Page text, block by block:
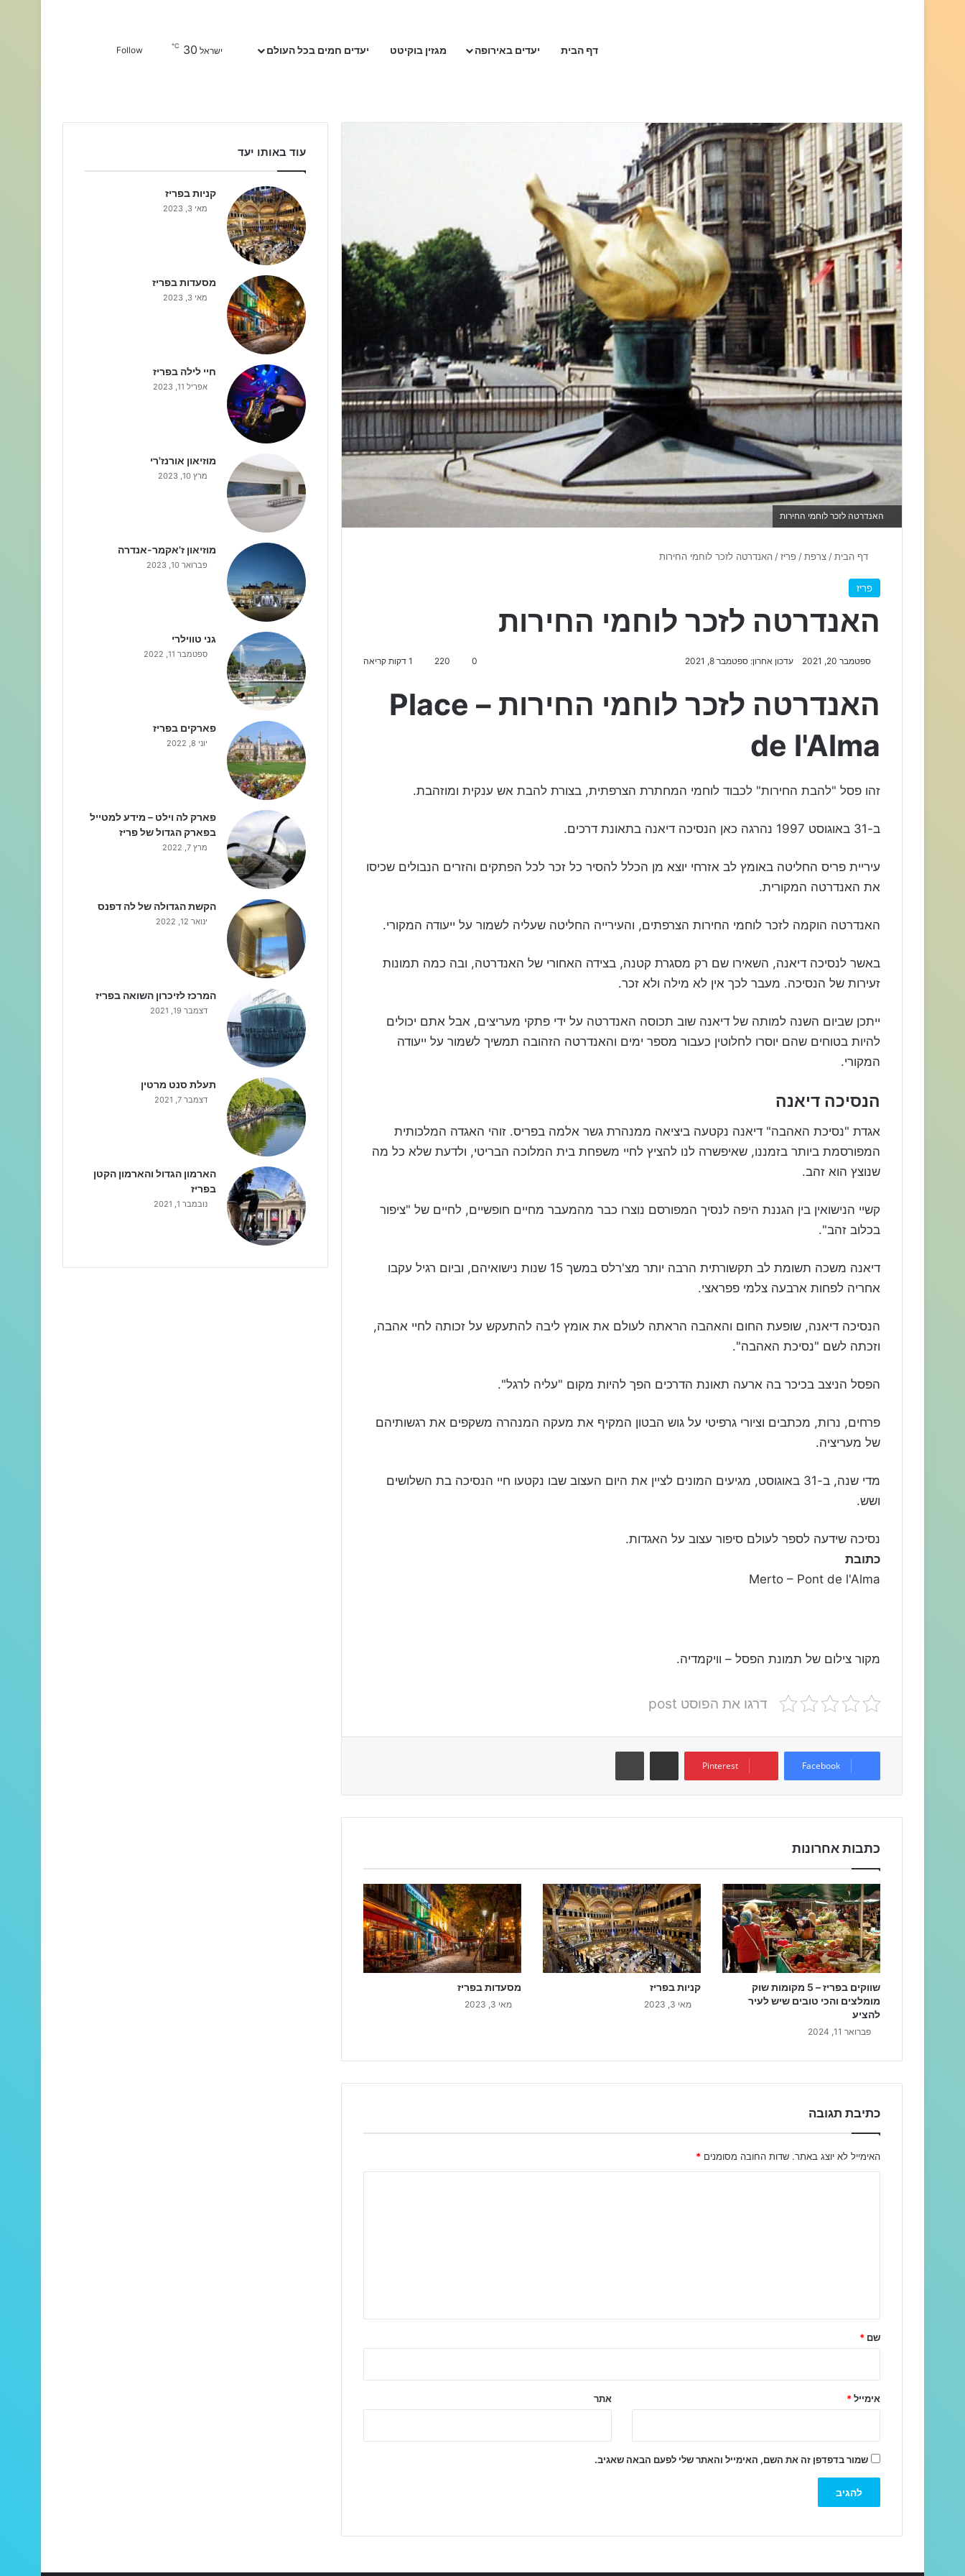
דף הבית יעדים באירופה מגזין בוקיטט יעדים חמים בכל העולם ישראל 30
℃
Follow
האנדרטה לזכר לוחמי החירות
דף הבית/ צרפת/ פריז/ האנדרטה לזכר לוחמי החירות
פריז
האנדרטה לזכר לוחמי החירות
ספטמבר 20, 2021 עדכון אחרון: ספטמבר 8, 2021 0
220
האנדרטה לזכר לוחמי החירות – Place
de l'Alma
זהו פסל "להבת החירות" לכבוד לוחמי המחתרת הצרפתית, בצורת להבת אש ענקית ומוזהבת.
ב-31 באוגוסט 1997 נהרגה כאן הנסיכה דיאנה בתאונת דרכים.
עיריית פריס החליטה באומץ לב אזרחי יוצא מן הכלל להסיר כל זכר לכל הפתקים והזרים הנבולים שכיסו
את האנדרטה המקורית.
האנדרטה הוקמה לזכר לוחמי החירות הצרפתים, והעירייה החליטה שעליה לשמור על ייעודה המקורי.
באשר לנסיכה דיאנה, השאירו שם רק מסגרת קטנה, בצידה האחורי של האנדרטה, ובה כמה תמונות
זעירות של הנסיכה. מעבר לכך אין לא מילה ולא זכר.
ייתכן שביום השנה למותה של דיאנה שוב תכוסה האנדרטה על ידי פתקי מעריצים, אבל אתם יכולים
להיות בטוחים שהם יוסרו לחלוטין כעבור מספר ימים והאנדרטה הזהובה תמשיך לשמור על ייעודה
המקורי.
הנסיכה דיאנה
אגדת "נסיכת האהבה" דיאנה נקטעה ביציאה ממנהרת גשר אלמה בפריס. זוהי האגדה המלכותית
המפורסמת ביותר בזמננו, שאיפשרה לנו להציץ לחיי משפחת בית המלוכה הבריטי, ולדעת שלא כל מה
שנוצץ הוא זהב.
קשיי הנישואין בין הגננת היפה לנסיך המפורסם נוצרו כבר מהמעבר מחיים חופשיים, לחיים של "ציפור
בכלוב זהב".
דיאנה משכה תשומת לב תקשורתית הרבה יותר מצ'רלס במשך 15 שנות נישואיהם, וביום רגיל עקבו
אחריה לפחות ארבעה צלמי פפראצי.
הנסיכה דיאנה, שופעת החום והאהבה הראתה לעולם את אומץ ליבה להתעקש על זכותה לחיי אהבה,
וזכתה לשם "נסיכת האהבה".
הפסל הניצב בכיכר בה ארעה תאונת הדרכים הפך להיות מקום "עליה לרגל".
פרחים, נרות, מכתבים וציורי גרפיטי על גוש הבטון המקיף את מעקה המנהרה משקפים את רגשותיהם
של מעריציה.
מדי שנה, ב-31 באוגוסט, מגיעים המונים לציין את היום העצוב שבו נקטעו חיי הנסיכה בת השלושים
ושש.
נסיכה שידעה לספר לעולם סיפור עצוב על האגדות.
כתובת
Merto – Pont de l'Alma
מקור צילום של תמונת הפסל – וויקמדיה.
דרגו את הפוסט post
Facebook
Pinterest
כתבות אחרונות
שווקים בפריז – 5 מקומות שוק
מומלצים והכי טובים שיש לעיר
להציע
פברואר 11, 2024
קניות בפריז
מאי 3, 2023
מסעדות בפריז
מאי 3, 2023
כתיבת תגובה
האימייל לא יוצג באתר. שדות החובה מסומנים *
ל
שם *
אימייל* אתר
שמור בדפדפן זה את השם, האימייל והאתר שלי לפעם הבאה שאגיב.
עוד באותו יעד
קניות בפריז
מאי 3, 2023
מסעדות בפריז
מאי 3, 2023
חיי לילה בפריז
אפריל 11, 2023
מוזיאון אורנז'רי
מרץ 10, 2023
מוזיאון ז'אקמר-אנדרה
פברואר 10, 2023
גני טווילרי
ספטמבר 11, 2022
פארקים בפריז
יוני 8, 2022
פארק לה וילט – מידע למטייל
בפארק הגדול של פריז
מרץ 7, 2022
הקשת הגדולה של לה דפנס
ינואר 12, 2022
המרכז לזיכרון השואה בפריז
דצמבר 19, 2021
תעלת סנט מרטין
דצמבר 7, 2021
הארמון הגדול והארמון הקטן
בפריז
נובמבר 1, 2021